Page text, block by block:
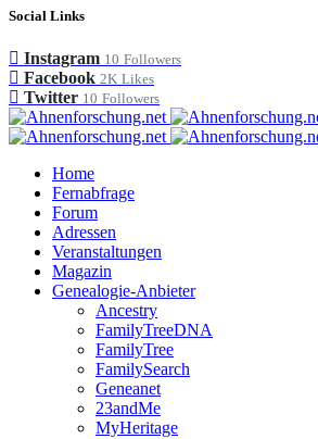
Social Links
Instagram 10 Followers
Facebook 2K Likes
Twitter 10 Followers
Home
Fernabfrage
Forum
Adressen
Veranstaltungen
Magazin
Genealogie-Anbieter
Ancestry
FamilyTreeDNA
FamilyTree
FamilySearch
Geneanet
23andMe
MyHeritage